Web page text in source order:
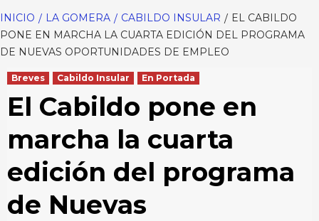
INICIO LA GOMERA CABILDO INSULAR
EL CABILDO
PONE EN MARCHA LA CUARTA EDICIÓN DEL PROGRAMA
DE NUEVAS OPORTUNIDADES DE EMPLEO
Breves Cabildo Insular En Portada
El Cabildo pone en
marcha la cuarta
edición del programa
de Nuevas